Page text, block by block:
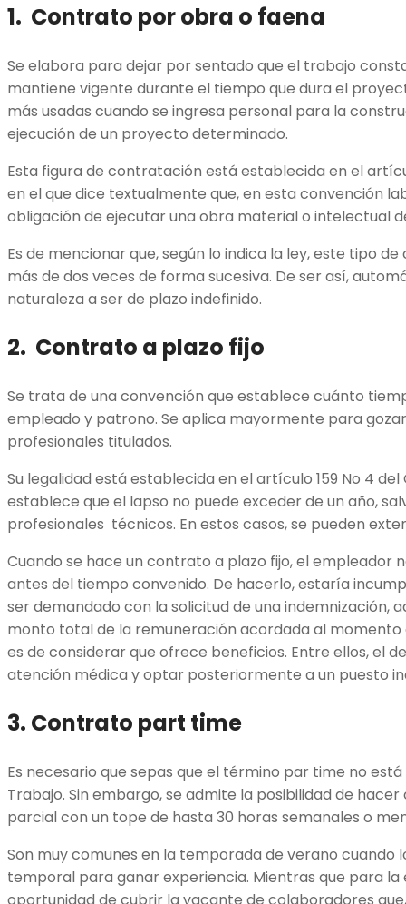
1. Contrato por obra o faena
Se elabora para dejar por sentado que el trabajo
mantiene vigente durante el tiempo que dura el
más usadas cuando se ingresa personal para la
ejecución de un proyecto determinado.
Esta figura de contratación está establecida en el
en el que dice textualmente que, en esta convención
obligación de ejecutar una obra material o intelectual
Es de mencionar que, según lo indica la ley, este tipo
más de dos veces de forma sucesiva. De ser así,
naturaleza a ser de plazo indefinido.
2. Contrato a plazo fijo
Se trata de una convención que establece cuánto
empleado y patrono. Se aplica mayormente para
profesionales titulados.
Su legalidad está establecida en el artículo 159 No 4
establece que el lapso no puede exceder de un año,
profesionales técnicos. En estos casos, se pueden
Cuando se hace un contrato a plazo fijo, el empleador
antes del tiempo convenido. De hacerlo, estaría
ser demandado con la solicitud de una indemnización,
monto total de la remuneración acordada al
es de considerar que ofrece beneficios. Entre ellos, el
atención médica y optar posteriormente a un puesto
3. Contrato part time
Es necesario que sepas que el término par time no
Trabajo. Sin embargo, se admite la posibilidad de
parcial con un tope de hasta 30 horas semanales o
Son muy comunes en la temporada de verano cuando
temporal para ganar experiencia. Mientras que para
oportunidad de cubrir la vacante de colaboradores